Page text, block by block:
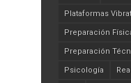
Plataformas
Preparación
Preparación
Psicología